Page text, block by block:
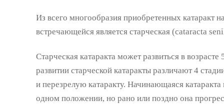
Из всего многообразия приобретенных катаракт
встречающейся является старческая (cataracta
Старческая катаракта может развиться в
развитии старческой катаракты различают 4
и перезрелую катаракту. Начинающаяся
одном положении, но рано или поздно она